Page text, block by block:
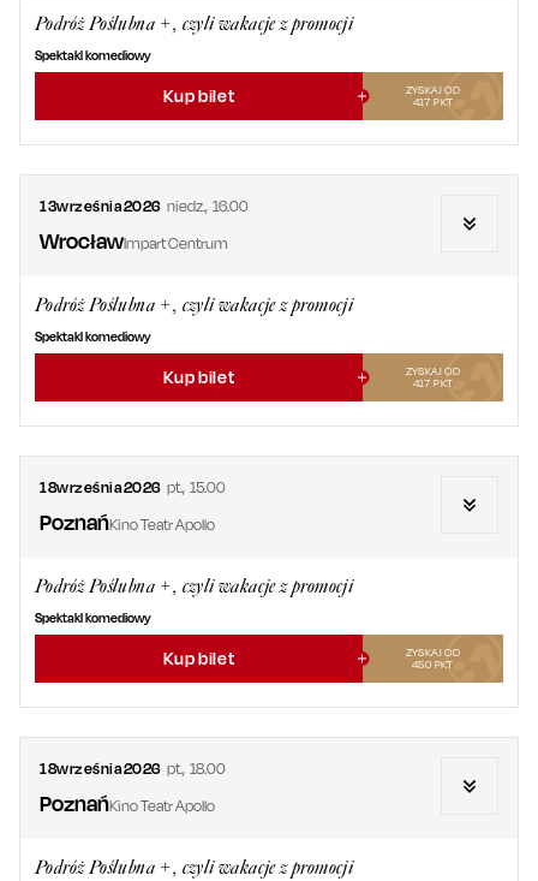
Podróż Poślubna +, czyli wakacje z promocji
Spektakl komediowy
Kup bilet
ZYSKAJ OD
417 PKT
13września2026 niedz., 16.00
WrocławImpart Centrum
Podróż Poślubna +, czyli wakacje z promocji
Spektakl komediowy
Kup bilet
ZYSKAJ OD
417 PKT
18września2026 pt., 15.00
PoznańKino Teatr Apollo
Podróż Poślubna +, czyli wakacje z promocji
Spektakl komediowy
Kup bilet
ZYSKAJ OD
450 PKT
18września2026 pt., 18.00
PoznańKino Teatr Apollo
Podróż Poślubna +, czyli wakacje z promocji